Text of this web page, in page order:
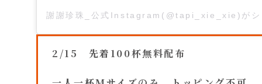
謝謝珍珠_公式Instagram(@tapi_xie_xie)がシ
2/15 先着100杯無料配布